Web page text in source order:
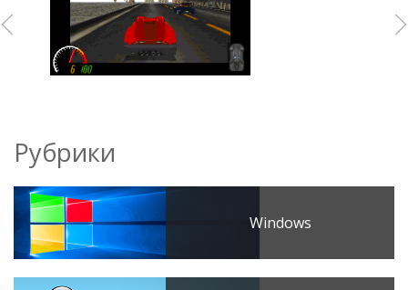
Рубрики
Windows